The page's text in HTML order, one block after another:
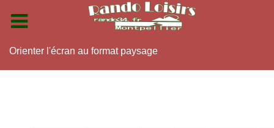
Orienter l'écran au format paysage